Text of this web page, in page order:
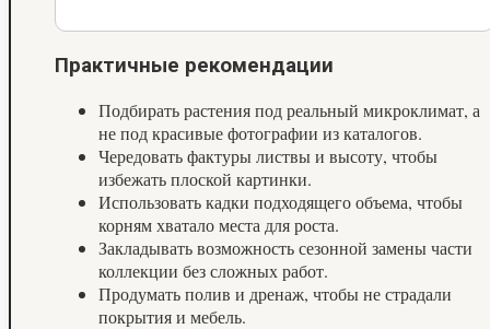
Практичные рекомендации
Подбирать растения под реальный микроклимат, а
не под красивые фотографии из каталогов.
Чередовать фактуры листвы и высоту, чтобы
избежать плоской картинки.
Использовать кадки подходящего объема, чтобы
корням хватало места для роста.
Закладывать возможность сезонной замены части
коллекции без сложных работ.
Продумать полив и дренаж, чтобы не страдали
покрытия и мебель.